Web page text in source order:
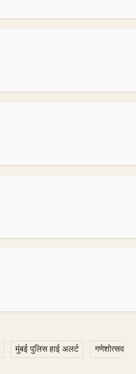
मुंबई पुलिस हाई अलर्ट
गणेशोत्सव